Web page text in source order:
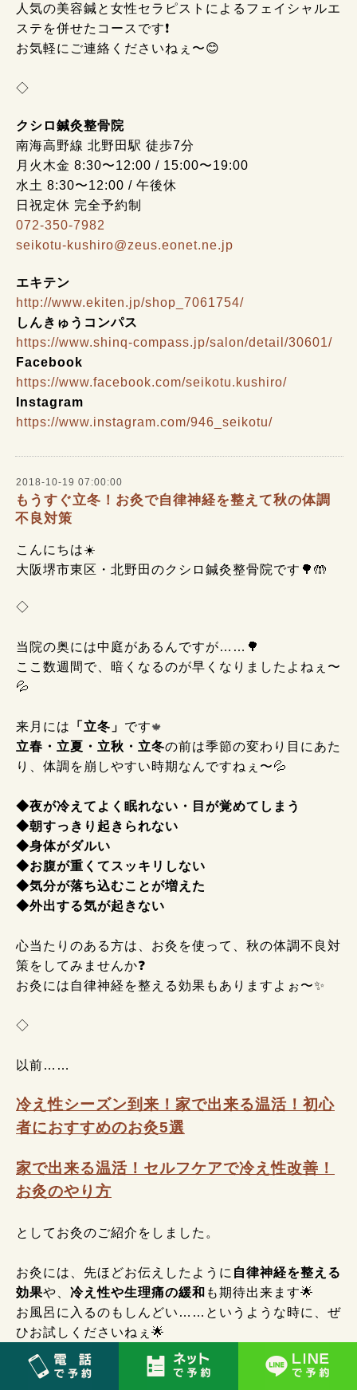
人気の美容鍼と女性セラピストによるフェイシャルエ
ステを併せたコースです❗
お気軽にご連絡くださいねぇ〜😊
◇
クシロ鍼灸整骨院
南海高野線 北野田駅 徒歩7分
月火木金 8:30〜12:00 / 15:00〜19:00
水土 8:30〜12:00 / 午後休
日祝定休 完全予約制
072-350-7982
seikotu-kushiro@zeus.eonet.ne.jp
エキテン
http://www.ekiten.jp/shop_7061754/
しんきゅうコンパス
https://www.shinq-compass.jp/salon/detail/30601/
Facebook
https://www.facebook.com/seikotu.kushiro/
Instagram
https://www.instagram.com/946_seikotu/
2018-10-19 07:00:00
もうすぐ立冬！お灸で自律神経を整えて秋の体調
不良対策
こんにちは☀️
大阪堺市東区・北野田のクシロ鍼灸整骨院です🌳🤲
◇
当院の奥には中庭があるんですが……🌳
ここ数週間で、暗くなるのが早くなりましたよねぇ〜
💦
来月には 「立冬」 です 🍁
立春・立夏・立秋・立冬の前は季節の変わり目にあた
り、体調を崩しやすい時期なんですねぇ〜💦
◆夜が冷えてよく眠れない・目が覚めてしまう
◆朝すっきり起きられない
◆身体がダルい
◆お腹が重くてスッキリしない
◆気分が落ち込むことが増えた
◆外出する気が起きない
心当たりのある方は、お灸を使って、秋の体調不良対
策をしてみませんか❓
お灸には自律神経を整える効果もありますよぉ〜✨
◇
以前……
冷え性シーズン到来！家で出来る温活！初心
者におすすめのお灸5選
家で出来る温活！セルフケアで冷え性改善！
お灸のやり方
としてお灸のご紹介をしました。
お灸には、先ほどお伝えしたように 自律神経を整える
効果や、 冷え性や生理痛の緩和 も期待出来ます🌟
お風呂に入るのもしんどい……というような時に、ぜ
ひお試しくださいねぇ🌟